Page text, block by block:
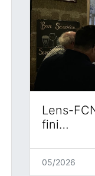
Lens-
fini…
05/2026